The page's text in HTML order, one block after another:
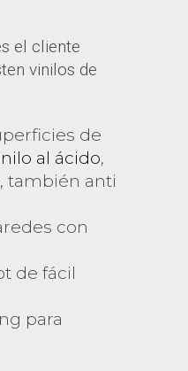
el cliente
vinilos de
de
al ácido,
también anti
con
de fácil
para